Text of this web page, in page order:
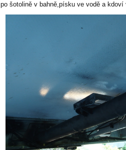
po šotolině v bahně,písku ve vodě a kdoví